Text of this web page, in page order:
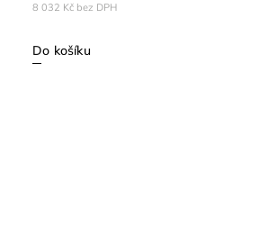
8 032 Kč bez DPH
Do košíku